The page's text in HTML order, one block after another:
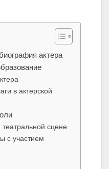
актера
в актерской
сцене
с участием